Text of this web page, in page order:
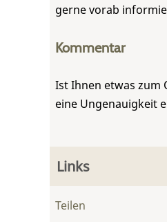
gerne vorab
Kommentar
Ist Ihnen etwas zum
eine Ungenauigkeit
Links
Teilen